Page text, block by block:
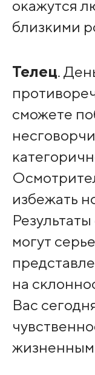
окажутся
близкими
Телец.
сможете
избежать
могут
на
Вас
жизненным